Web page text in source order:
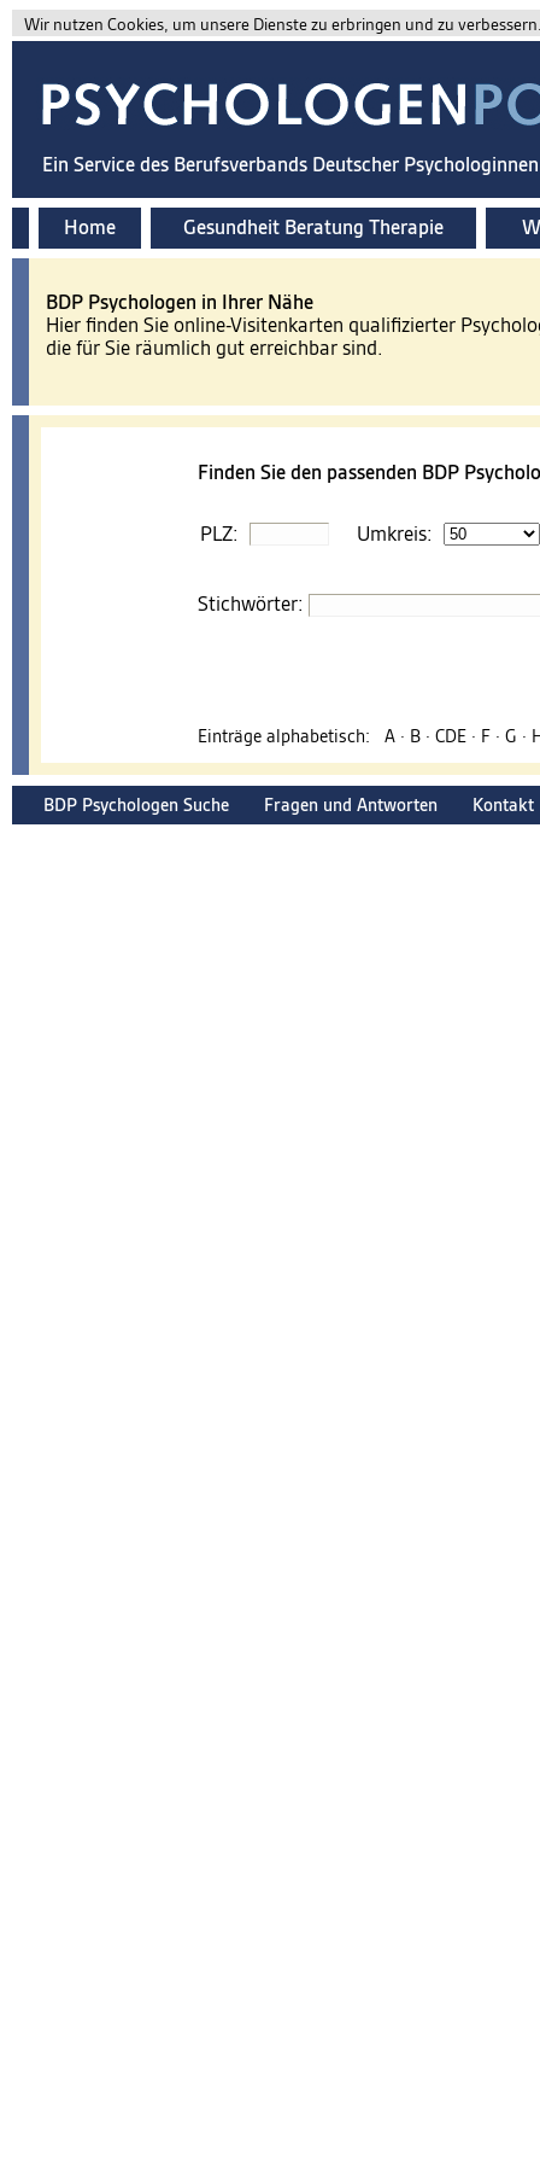
Wir nutzen Cookies, um unsere Dienste zu erbringen und zu
Ein Service des Berufsverbands Deutscher
Home Gesundheit Beratung Therapie
BDP Psychologen in Ihrer Nähe
Hier finden Sie online-Visitenkarten qualifizierter
die für Sie räumlich gut erreichbar sind.
Finden Sie den passenden BDP
PLZ: Umkreis:
Stichwörter:
Einträge alphabetisch: A· B· CDE· F· G ·
BDP Psychologen Suche Fragen und Antworten Kontakt